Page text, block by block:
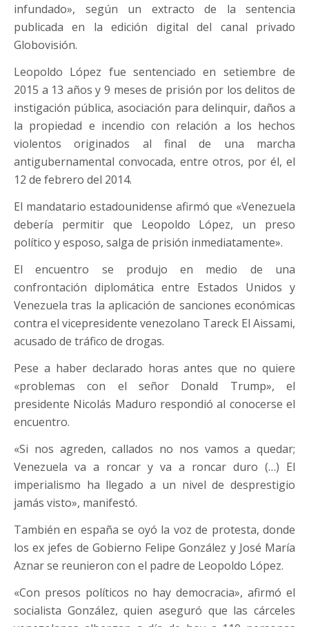
infundado», según un extracto de la sentencia
publicada en la edición digital del canal privado
Globovisión.
Leopoldo López fue sentenciado en setiembre de
2015 a 13 años y 9 meses de prisión por los delitos de
instigación pública, asociación para delinquir, daños a
la propiedad e incendio con relación a los hechos
violentos originados al final de una marcha
antigubernamental convocada, entre otros, por él, el
12 de febrero del 2014.
El mandatario estadounidense afirmó que «Venezuela
debería permitir que Leopoldo López, un preso
político y esposo, salga de prisión inmediatamente».
El encuentro se produjo en medio de una
confrontación diplomática entre Estados Unidos y
Venezuela tras la aplicación de sanciones económicas
contra el vicepresidente venezolano Tareck El Aissami,
acusado de tráfico de drogas.
Pese a haber declarado horas antes que no quiere
«problemas con el señor Donald Trump», el
presidente Nicolás Maduro respondió al conocerse el
encuentro.
«Si nos agreden, callados no nos vamos a quedar;
Venezuela va a roncar y va a roncar duro (…) El
imperialismo ha llegado a un nivel de desprestigio
jamás visto», manifestó.
También en españa se oyó la voz de protesta, donde
los ex jefes de Gobierno Felipe González y José María
Aznar se reunieron con el padre de Leopoldo López.
«Con presos políticos no hay democracia», afirmó el
socialista González, quien aseguró que las cárceles